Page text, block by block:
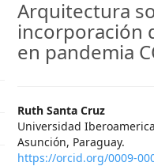
Arquitectura
incorporación
en pandemia
Ruth Santa Cruz
Universidad
Asunción, Paraguay.
https://orcid.org/0009-